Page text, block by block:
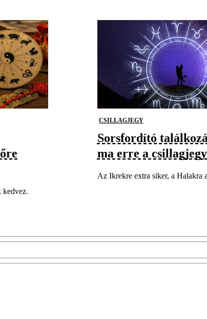
kedvez.
CSILLAGJEGY
Sorsfordító
ma erre a
Az Ikrekre extra siker, a Halakra